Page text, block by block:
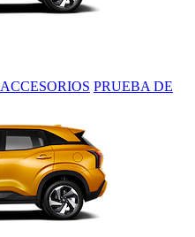
ACCESORIOS PRUEBA DE